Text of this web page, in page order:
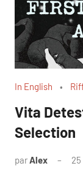
In English
Vita
Selection
parAlex